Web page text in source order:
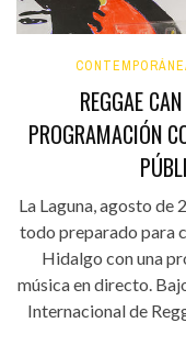
REGGAE
PROGRAMACIÓN
La Laguna, agosto de
todo preparado para
Hidalgo con una
música en directo.
Internacional de